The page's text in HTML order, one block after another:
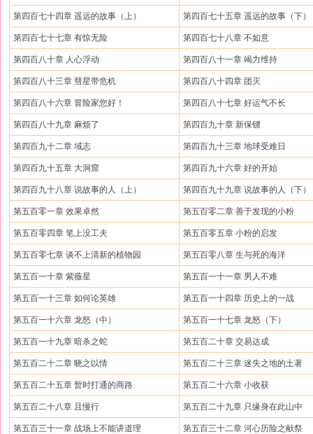
第四百七十四章 遥远的故事（上） 第四百七十五章 遥远的故事（下）
第四百七十七章 有惊无险 第四百七十八章 不如意
第四百八十章 人心浮动 第四百八十一章 竭力维持
第四百八十三章 彗星带危机 第四百八十四章 团灭
第四百八十六章 冒险家您好！ 第四百八十七章 好运气不长
第四百八十九章 麻烦了 第四百九十章 新保镖
第四百九十二章 域志 第四百九十三章 地球受难日
第四百九十五章 大洞窟 第四百九十六章 好的开始
第四百九十八章 说故事的人（上） 第四百九十九章 说故事的人（下）
第五百零一章 效果卓然 第五百零二章 善于发现的小粉
第五百零四章 笔上没工夫 第五百零五章 小粉的启发
第五百零七章 谈不上清新的植物园 第五百零八章 生与死的海洋
第五百一十章 紫薇星 第五百一十一章 男人不难
第五百一十三章 如何论英雄 第五百一十四章 历史上的一战
第五百一十六章 龙怒（中） 第五百一十七章 龙怒（下）
第五百一十九章 暗杀之蛇 第五百二十章 交易达成
第五百二十二章 晓之以情 第五百二十三章 迷失之地的土著
第五百二十五章 暂时打通的商路 第五百二十六章 小收获
第五百二十八章 且慢行 第五百二十九章 只缘身在此山中
第五百三十一章 战场上不能讲道理 第五百三十二章 河心历险之献祭